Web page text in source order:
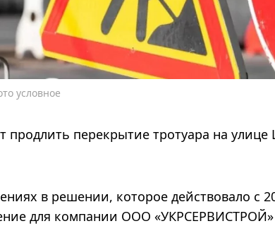
условное
продлить перекрытие тротуара на
в решении, которое действовало с
для компании ООО «УКРСЕРВИСТРОЙ»